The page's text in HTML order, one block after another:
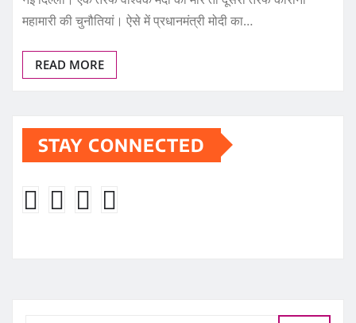
महामारी की चुनौतियां। ऐसे में प्रधानमंत्री मोदी का…
READ MORE
STAY CONNECTED